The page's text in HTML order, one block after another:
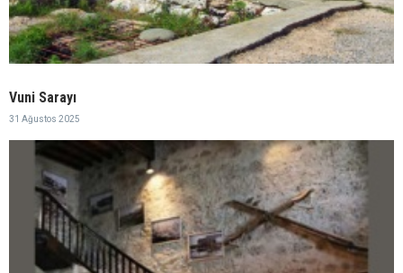
Vuni Sarayı
31 Ağustos 2025